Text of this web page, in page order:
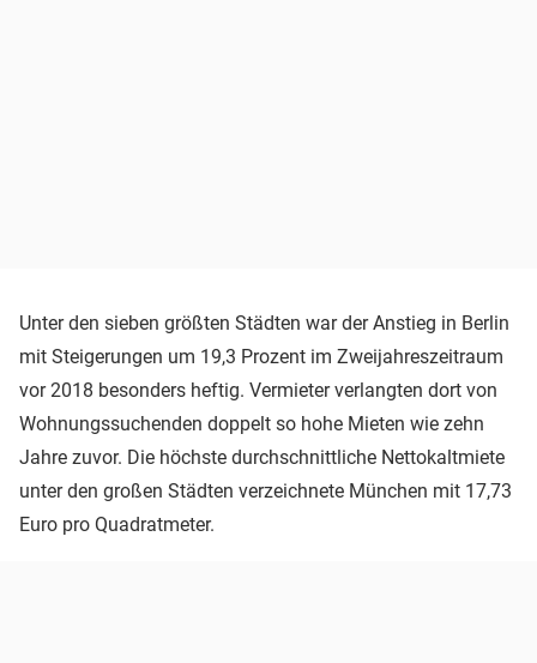
Unter den sieben größten Städten war der Anstieg in Berlin
mit Steigerungen um 19,3 Prozent im Zweijahreszeitraum
vor 2018 besonders heftig. Vermieter verlangten dort von
Wohnungssuchenden doppelt so hohe Mieten wie zehn
Jahre zuvor. Die höchste durchschnittliche Nettokaltmiete
unter den großen Städten verzeichnete München mit 17,73
Euro pro Quadratmeter.